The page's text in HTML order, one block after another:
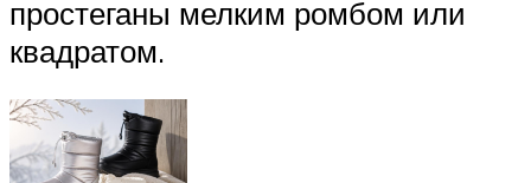
простеганы мелким ромбом или
квадратом.